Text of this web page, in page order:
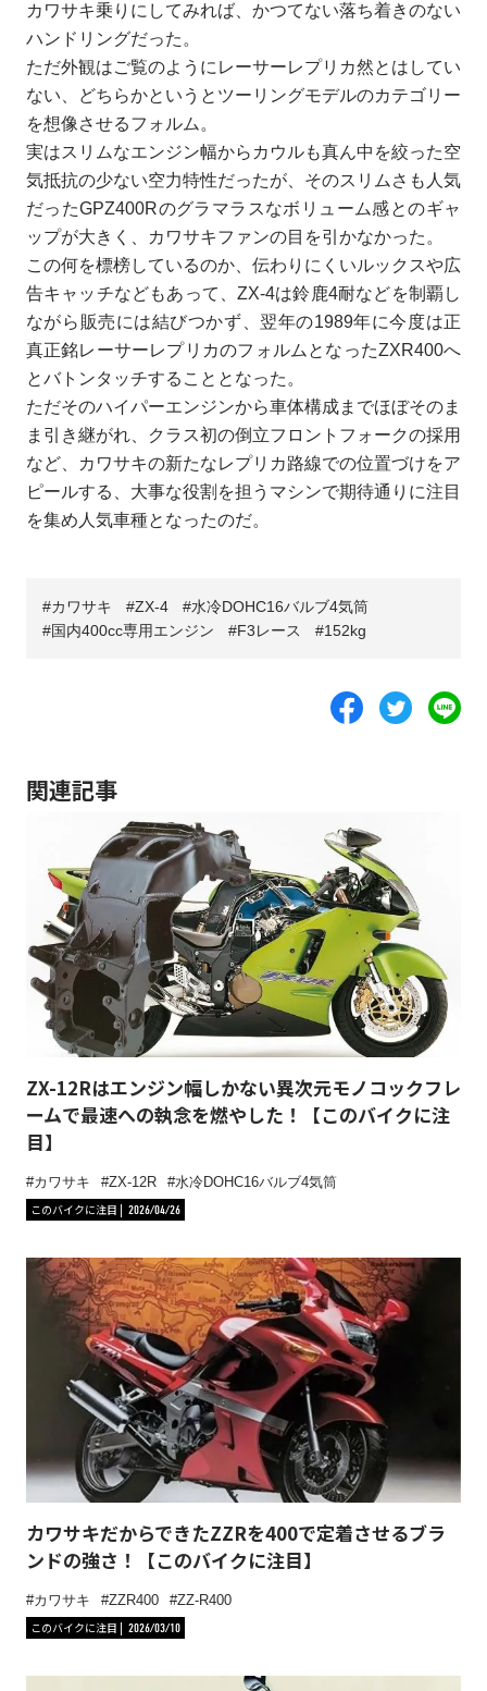
カワサキ乗りにしてみれば、かつてない落ち着きのない
ハンドリングだった。
ただ外観はご覧のようにレーサーレプリカ然とはしてい
ない、どちらかというとツーリングモデルのカテゴリー
を想像させるフォルム。
実はスリムなエンジン幅からカウルも真ん中を絞った空
気抵抗の少ない空力特性だったが、そのスリムさも人気
だったGPZ400Rのグラマラスなボリューム感とのギャ
ップが大きく、カワサキファンの目を引かなかった。
この何を標榜しているのか、伝わりにくいルックスや広
告キャッチなどもあって、ZX-4は鈴鹿4耐などを制覇し
ながら販売には結びつかず、翌年の1989年に今度は正
真正銘レーサーレプリカのフォルムとなったZXR400へ
とバトンタッチすることとなった。
ただそのハイパーエンジンから車体構成までほぼそのま
ま引き継がれ、クラス初の倒立フロントフォークの採用
など、カワサキの新たなレプリカ路線での位置づけをア
ピールする、大事な役割を担うマシンで期待通りに注目
を集め人気車種となったのだ。
カワサキ ZX-4
水冷DOHC16バルブ4気筒
国内400cc専用エンジン
F3レース 152kg
関連記事
ZX-12Rはエンジン幅しかない異次元モノコックフレ
ームで最速への執念を燃やした！【このバイクに注
目】
カワサキ ZX-12R
水冷DOHC16バルブ4気筒
このバイクに注目
2026/04/26
カワサキだからできたZZRを400で定着させるブラ
ンドの強さ！【このバイクに注目】
カワサキ ZZR400
ZZ-R400
このバイクに注目
2026/03/10